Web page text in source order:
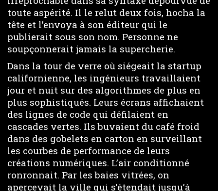
toute aspérité. Il le relut deux fois, hocha la
tête et l’envoya à son éditeur qui le
publierait sous son nom. Personne ne
soupçonnerait jamais la supercherie.
Dans la tour de verre où siégeait la startup
californienne, les ingénieurs travaillaient
jour et nuit sur des algorithmes de plus en
plus sophistiqués. Leurs écrans affichaient
des lignes de code qui défilaient en
cascades vertes. Ils buvaient du café froid
dans des gobelets en carton en surveillant
les courbes de performance de leurs
créations numériques. L’air conditionné
ronronnait. Par les baies vitrées, on
apercevait la ville qui s’étendait jusqu’à